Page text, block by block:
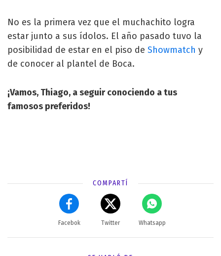
No es la primera vez que el muchachito logra
estar junto a sus ídolos. El año pasado tuvo la
posibilidad de estar en el piso de Showmatch y
de conocer al plantel de Boca.
¡Vamos, Thiago, a seguir conociendo a tus
famosos preferidos!
COMPARTÍ
Facebok Twitter Whatsapp